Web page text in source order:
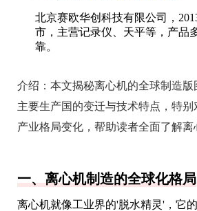
北京赛欧华创科技有限公司，
市，主营记录仪、天平等，产品
靠。
介绍： 本文揭秘离心机的全球制造版
主要生产国的变迁与技术特点，特别
产业格局变化，帮助读者全面了解离
一、离心机制造的全球化格局
离心机就像工业界的'脱水精灵'，它